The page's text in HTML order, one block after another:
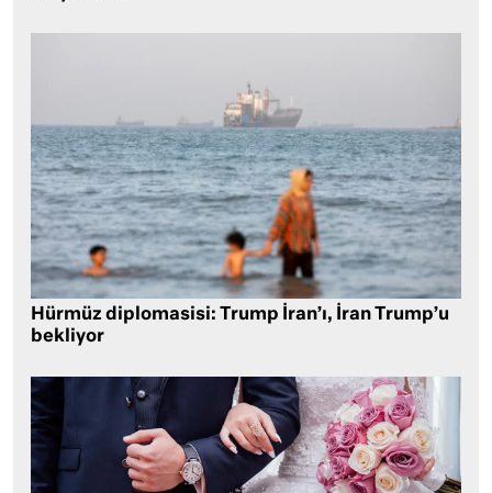
Hürmüz diplomasisi: Trump İran’ı, İran Trump’u
bekliyor